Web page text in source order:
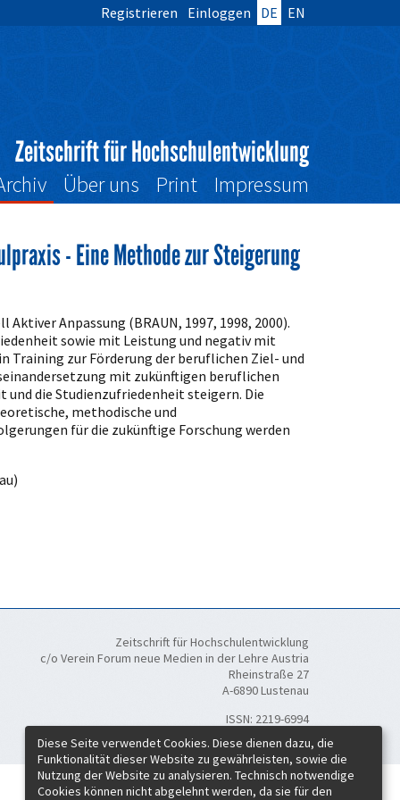
Registrieren Einloggen DE EN
Zeitschrift für Hochschulentwicklung
Über uns Print Impressum
- Eine Methode zur Steigerung
Anpassung (BRAUN, 1997, 1998, 2000).
sowie mit Leistung und negativ mit
zur Förderung der beruflichen Ziel- und
mit zukünftigen beruflichen
die Studienzufriedenheit steigern. Die
methodische und
für die zukünftige Forschung werden
Zeitschrift für Hochschulentwicklung
c/o Verein Forum neue Medien in der Lehre Austria
Rheinstraße 27
A-6890 Lustenau
ISSN: 2219-6994
Diese Seite verwendet Cookies. Diese dienen dazu, die
Funktionalität dieser Website zu gewährleisten, sowie die
Nutzung der Website zu analysieren. Technisch notwendige
Cookies können nicht abgelehnt werden, da sie für den